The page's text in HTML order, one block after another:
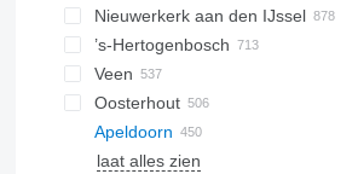
andere metaalbewerkingsmachines
Nieuwerkerk aan den IJssel
’s-Hertogenbosch
Veen
Oosterhout
Apeldoorn
laat alles zien